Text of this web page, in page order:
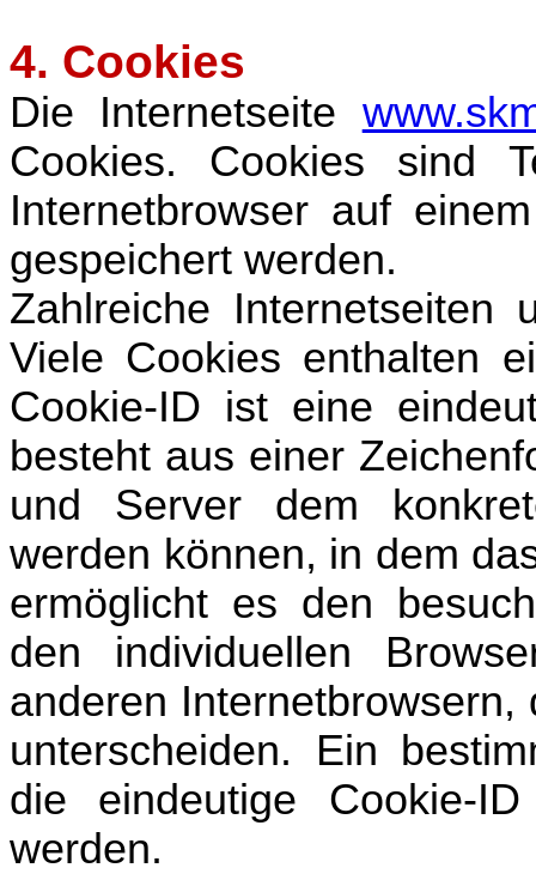
4. Cookies
Die Internetseite
Cookies. Cookies sind
Internetbrowser auf
gespeichert werden.
Zahlreiche Internetseiten
Viele Cookies enthalten
Cookie-ID ist eine
besteht aus einer
und Server dem
werden können, in dem
ermöglicht es den
den individuellen
anderen
unterscheiden. Ein
die eindeutige Cookie-
werden.